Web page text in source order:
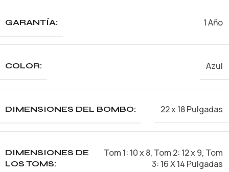
GARANTÍA: 1 Año
COLOR: Azul
DIMENSIONES DEL BOMBO: 22 x 18 Pulgadas
DIMENSIONES DE
LOS TOMS:
Tom 1: 10 x 8, Tom 2: 12 x 9, Tom
3: 16 X 14 Pulgadas